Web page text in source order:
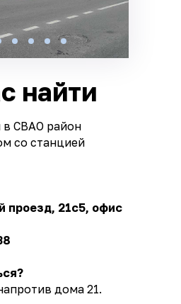
СВАО район
со станцией
проезд, 21с5, офис
дома 21.
найти